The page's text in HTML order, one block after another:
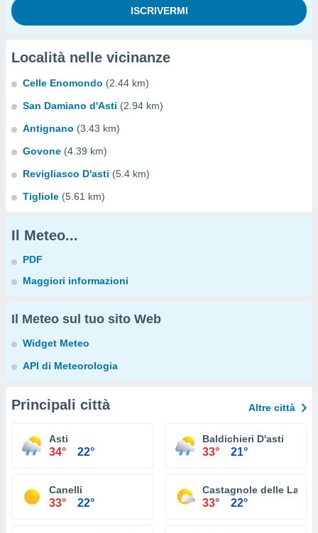
Località nelle vicinanze
Celle Enomondo (2.44 km)
San Damiano d'Asti (2.94 km)
Antignano (3.43 km)
Govone (4.39 km)
Revigliasco D'asti (5.4 km)
Tigliole (5.61 km)
Il Meteo...
PDF
Maggiori informazioni
Il Meteo sul tuo sito Web
Widget Meteo
API di Meteorologia
Principali città Altre città
Asti
34° 22°
Baldichieri D'asti
33° 21°
Canelli
33° 22°
Castagnole delle Lanze
33° 22°